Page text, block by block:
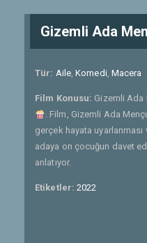
Gizemli Ada
Tür: Aile,Komedi, Macera
Film Konusu: Gizemli Ada
. Film, Gizemli Ada
gerçek hayata
adaya on çocuğun davet
anlatıyor.
Etiketler:2022